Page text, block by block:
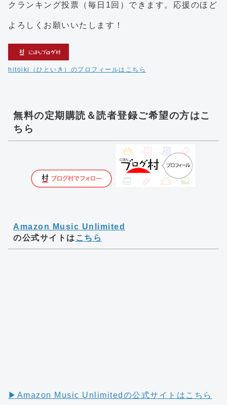
クランキング投票（毎日1回）できます。応援のほど
よろしくお願いいたします！
hitoiki（ひといき）のプロフィールはこちら
無料の定期購読＆読者登録ご希望の方はこ
ちら
Amazon Music Unlimited
の公式サイトは こちら
▶︎Amazon Music Unlimitedの公式サイトはこちら